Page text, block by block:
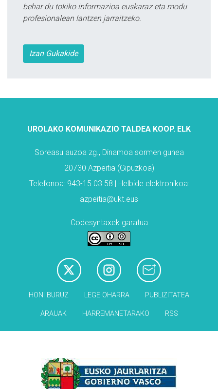
behar du tokiko informazioa euskaraz eta modu
profesionalean lantzen jarraitzeko.
Izan Gukakide
UROLAKO KOMUNIKAZIO TALDEA KOOP. ELK
Soreasu auzoa zg., Dinamoa sormen gunea
20730 Azpeitia (Gipuzkoa)
Telefonoa: 943-15 03 58 | Helbide elektronikoa:
azpeitia@ukt.eus
Codesyntaxek garatua
HONI BURUZ LEGE OHARRA PUBLIZITATEA
ARAUAK HARREMANETARAKO RSS